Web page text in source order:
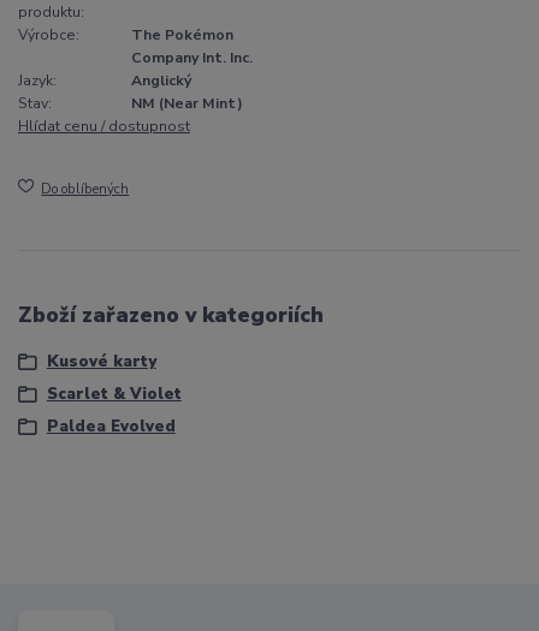
produktu:
Výrobce:
The Pokémon
Company Int. Inc.
Jazyk:
Anglický
Stav:
NM (Near Mint)
Hlídat cenu / dostupnost
Do oblíbených
Zboží zařazeno v kategoriích
Kusové karty
Scarlet & Violet
Paldea Evolved